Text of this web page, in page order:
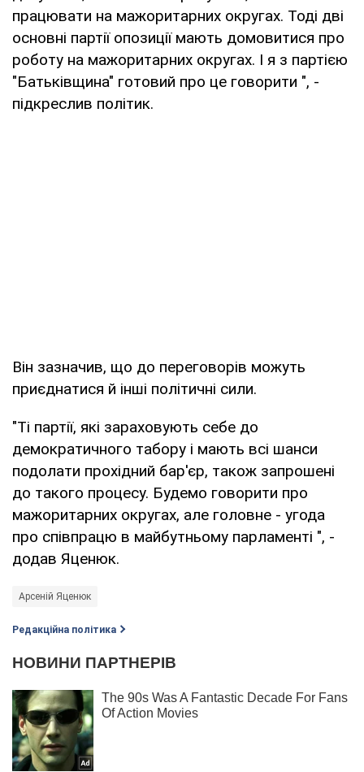
працювати на мажоритарних округах. Тоді дві
основні партії опозиції мають домовитися про
роботу на мажоритарних округах. І я з партією
"Батьківщина" готовий про це говорити ", -
підкреслив політик.
Він зазначив, що до переговорів можуть
приєднатися й інші політичні сили.
"Ті партії, які зараховують себе до
демократичного табору і мають всі шанси
подолати прохідний бар'єр, також запрошені
до такого процесу. Будемо говорити про
мажоритарних округах, але головне - угода
про співпрацю в майбутньому парламенті ", -
додав Яценюк.
Арсеній Яценюк
Редакційна політика